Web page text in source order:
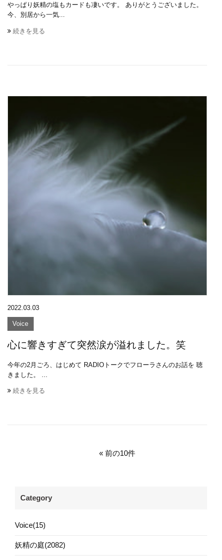
やっぱり妖精の塩もカードも凄いです。 ありがとうございました。
今、別居から一気...
続きを見る
2022.03.03
Voice
心に響きすぎて突然涙が溢れました。笑
今年の2月ごろ、はじめて RADIOトークでフローラさんのお話を 聴
きました。 ...
続きを見る
前の10件
Category
Voice(15)
妖精の庭(2082)